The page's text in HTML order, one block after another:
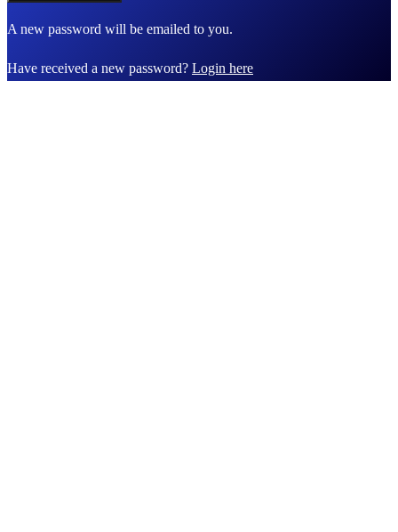
A new password will be emailed to you.
Have received a new password? Login here